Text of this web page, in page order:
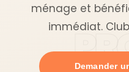
ménage et
immédiat.
Demander